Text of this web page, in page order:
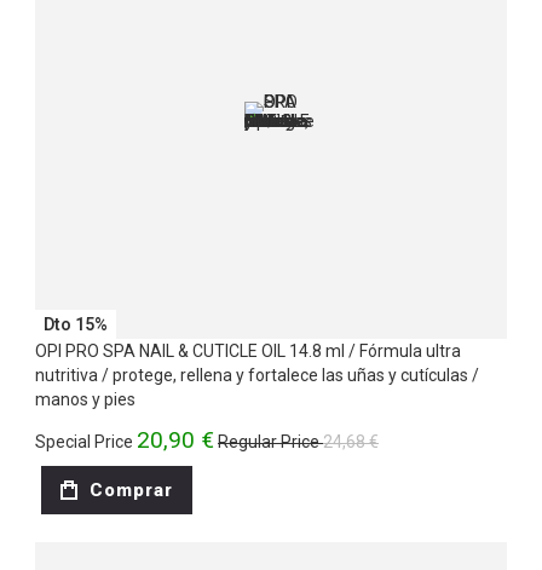
Dto 15%
OPI PRO SPA NAIL & CUTICLE OIL 14.8 ml / Fórmula ultra
nutritiva / protege, rellena y fortalece las uñas y cutículas /
manos y pies
Special Price 20,90 € Regular Price24,68 €
Comprar